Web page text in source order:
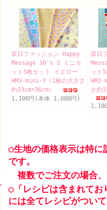
双日ファッション Happy
Message 30's 3 ミニカ
ット5枚セット イエロー
HM3-mini-Y（1枚の大きさ
約33cm×36cm）
1,100円(本体 1,000円)
双日
ット
さ約
○生地の価格表示は特に
です。
複数でご注文の場合
○「レシピは含まれてお
には全てレシピがつい